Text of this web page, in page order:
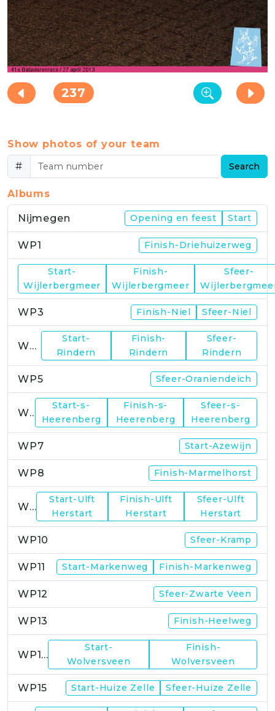
237
Show photos of your team
#
Search
Albums
Nijmegen Opening en feest Start
WP1 Finish-Driehuizerweg
Start-
Wijlerbergmeer
Finish-
Wijlerbergmeer
Sfeer-
WP3 Finish-Niel Sfeer-Niel
WP4
Start-
Rindern
Finish-
Rindern
Sfeer-
Rindern
WP5 Sfeer-Oraniendeich
WP6
Start-s-
Heerenberg
Finish-s-
Heerenberg
Sfeer-s-
Heerenberg
WP7 Start-Azewijn
WP8 Finish-Marmelhorst
WP9
Start-Ulft
Herstart
Finish-Ulft
Herstart
Sfeer-Ulft
Herstart
WP10 Sfeer-Kramp
WP11 Start-Markenweg Finish-Markenweg
WP12 Sfeer-Zwarte Veen
WP13 Finish-Heelweg
WP14
Start-
Wolversveen
Finish-
Wolversveen
WP15 Start-Huize Zelle Sfeer-Huize Zelle